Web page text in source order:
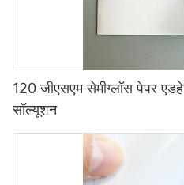
120 जीएसएम सेमीग्लॉस पेपर
सॉल्यूशन